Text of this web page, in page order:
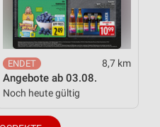
8,7 km
Angebote ab 03.08.
Noch heute gültig